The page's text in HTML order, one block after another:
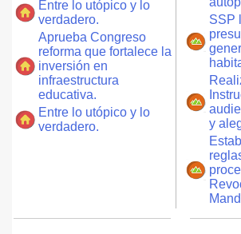
Entre lo utópico y lo
verdadero.
Aprueba Congreso
reforma que fortalece la
inversión en
infraestructura
educativa.
Entre lo utópico y lo
verdadero.
SSP
y